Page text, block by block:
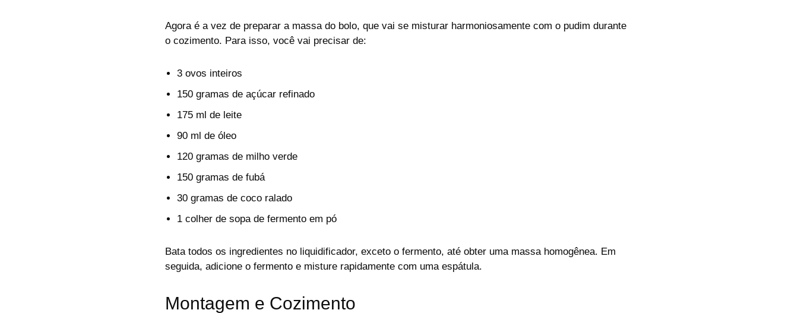
Agora é a vez de preparar a massa do bolo, que vai se misturar harmoniosamente com o pudim durante
o cozimento. Para isso, você vai precisar de:
3 ovos inteiros
150 gramas de açúcar refinado
175 ml de leite
90 ml de óleo
120 gramas de milho verde
150 gramas de fubá
30 gramas de coco ralado
1 colher de sopa de fermento em pó
Bata todos os ingredientes no liquidificador, exceto o fermento, até obter uma massa homogênea. Em
seguida, adicione o fermento e misture rapidamente com uma espátula.
Montagem e Cozimento